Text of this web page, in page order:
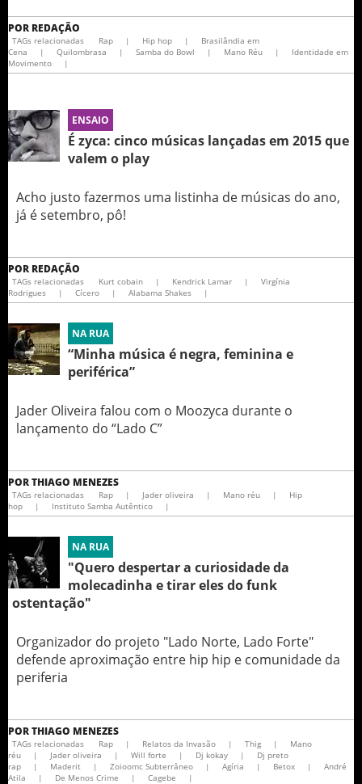
POR REDAÇÃO
TAGs relacionadas Rap | Hip hop |
Brasilândia em
Cena
| Quilombrasa | Samba do Bowl | Mano Réu |
Identidade em
Movimento
|
ENSAIO
É zyca: cinco músicas lançadas em 2015 que
valem o play
Acho justo fazermos uma listinha de músicas do ano,
já é setembro, pô!
POR REDAÇÃO
TAGs relacionadas Kurt cobain | Kendrick Lamar |
Virgínia
Rodrigues
| Cícero | Alabama Shakes |
NA RUA
“Minha música é negra, feminina e
periférica”
Jader Oliveira falou com o Moozyca durante o
lançamento do “Lado C”
PORTHIAGO MENEZES
TAGs relacionadas Rap | Jader oliveira | Mano réu |
Hip
hop
| Instituto Samba Autêntico |
NA RUA
"Quero despertar a curiosidade da
molecadinha e tirar eles do funk
ostentação"
Organizador do projeto "Lado Norte, Lado Forte"
defende aproximação entre hip hip e comunidade da
periferia
PORTHIAGO MENEZES
TAGs relacionadas Rap | Relatos da Invasão | Thig |
Mano
réu
| Jader oliveira | Will forte | Dj kokay |
Dj preto
rap
| Maderit | Zoioomc Subterrâneo | Agíria | Betox |
André
Atila
| De Menos Crime | Cagebe |